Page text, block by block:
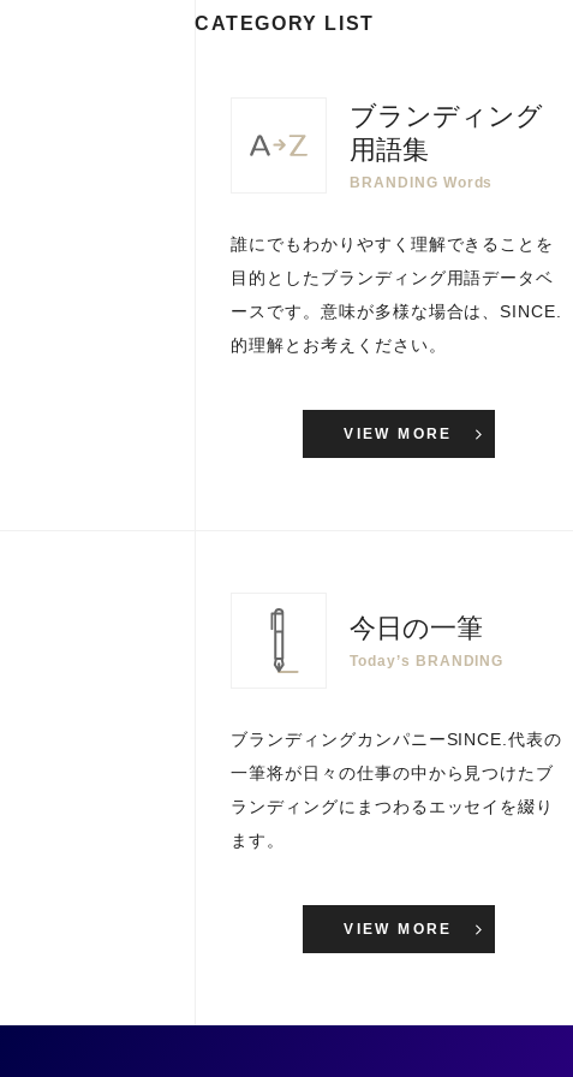
CATEGORY LIST
ブランディング
用語集
BRANDING Words
誰にでもわかりやすく理解できることを
目的としたブランディング用語データベ
ースです。意味が多様な場合は、SINCE.
的理解とお考えください。
VIEW MORE
今日の一筆
Today’s BRANDING
ブランディングカンパニーSINCE.代表の
一筆将が日々の仕事の中から見つけたブ
ランディングにまつわるエッセイを綴り
ます。
VIEW MORE